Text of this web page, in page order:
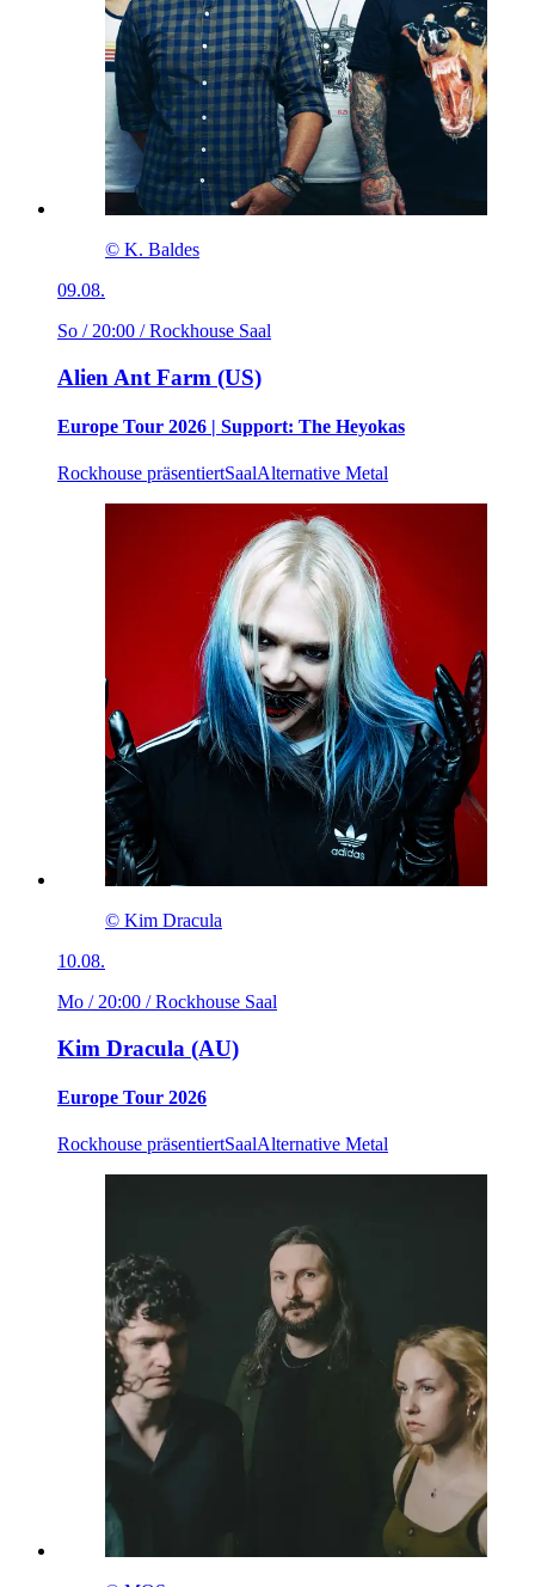
© K. Baldes
09.08.
So / 20:00 / Rockhouse Saal
Alien Ant Farm (US)
Europe Tour 2026 | Support: The Heyokas
Rockhouse präsentiertSaalAlternative Metal
© Kim Dracula
10.08.
Mo / 20:00 / Rockhouse Saal
Kim Dracula (AU)
Europe Tour 2026
Rockhouse präsentiertSaalAlternative Metal